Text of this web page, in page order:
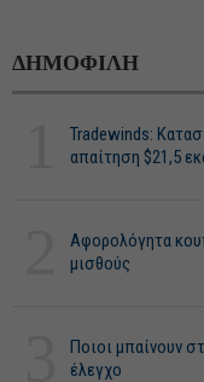
ΔΗΜΟΦΙΛΗ
Tradewinds:
απαίτηση $21,5
Αφορολόγητα
μισθούς
Ποιοι μπαίνουν
έλεγχο